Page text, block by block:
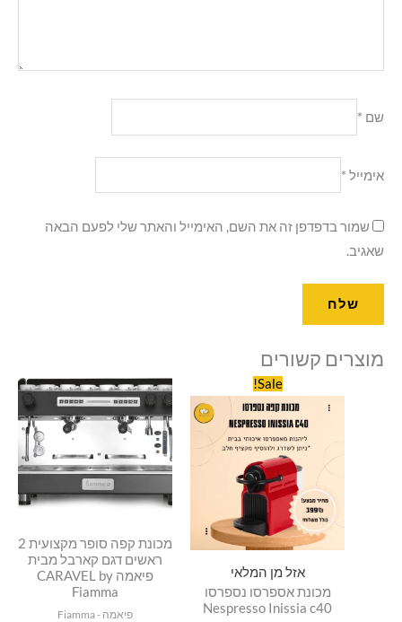
שם *
אימייל *
שמור בדפדפן זה את השם, האימייל והאתר שלי לפעם הבאה
שאגיב.
מוצרים קשורים
Sale!
אזל מן המלאי
מכונת אספרסו נספרסו
Nespresso Inissia c40
המחיר
המקורי
היה:
₪479.00.
הנוכחי
₪399.00.
מכונת קפה סופר מקצועית 2
ראשים דגם קארבל מבית
פיאמה CARAVEL by
Fiamma
פיאמה - Fiamma